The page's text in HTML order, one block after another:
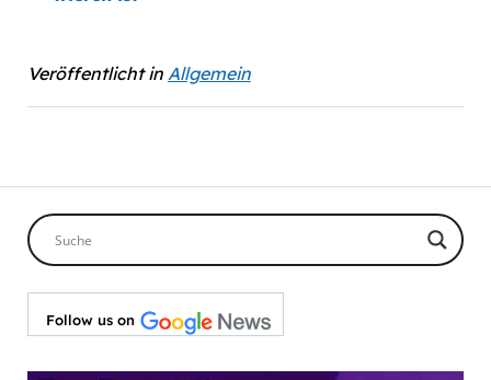
Veröffentlicht in Allgemein
Follow us on